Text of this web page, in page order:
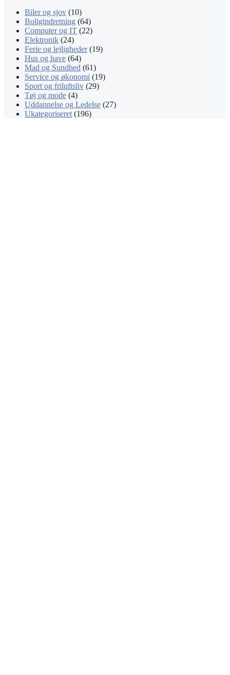
Biler og sjov (10)
Boligindretning (64)
Computer og IT (22)
Elektronik (24)
Ferie og lejligheder(19)
Hus og have (64)
Mad og Sundhed (61)
Service og økonomi (19)
Sport og friluftsliv (29)
Tøj og mode (4)
Uddannelse og Ledelse (27)
Ukategoriseret (196)